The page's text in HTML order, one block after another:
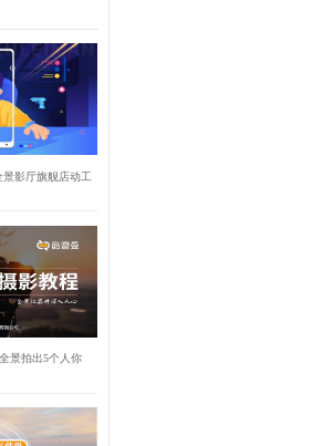
影厅旗舰店动工
景拍出5个人你